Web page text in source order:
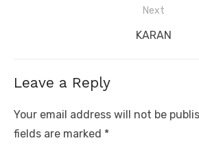
Next
Next
KARAN
Leave a Reply
Your email address will not be
fields are marked *